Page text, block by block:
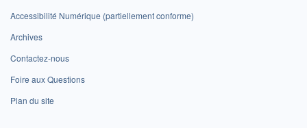
Accessibilité Numérique (partiellement conforme)
Archives
Contactez-nous
Foire aux Questions
Plan du site